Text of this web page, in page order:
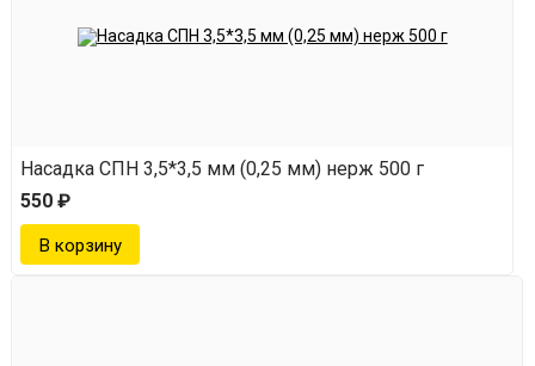
Насадка СПН 3,5*3,5 мм (0,25 мм) нерж 500 г
550 ₽